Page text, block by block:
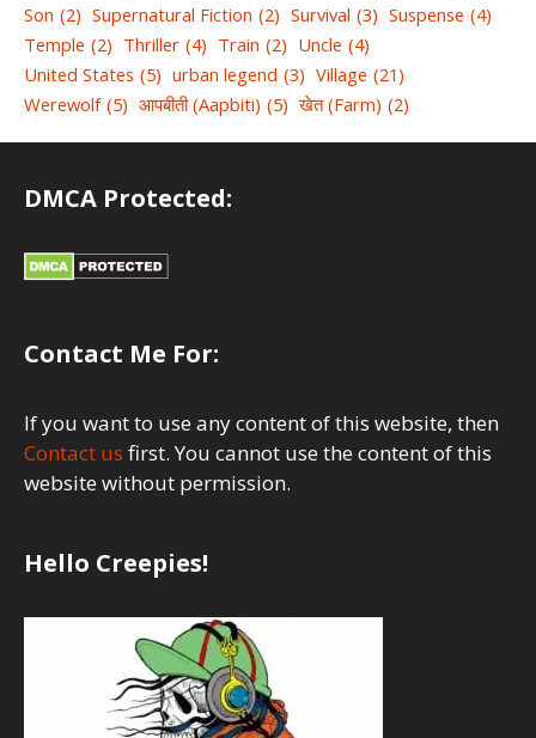
Son (2) Supernatural Fiction (2) Survival (3) Suspense (4)
Temple (2) Thriller (4) Train (2) Uncle (4)
United States (5) urban legend (3) Village (21)
Werewolf (5) आपबीती (Aapbiti) (5) खेत (Farm) (2)
DMCA Protected:
Contact Me For:
If you want to use any content of this website, then
Contact us first. You cannot use the content of this
website without permission.
Hello Creepies!